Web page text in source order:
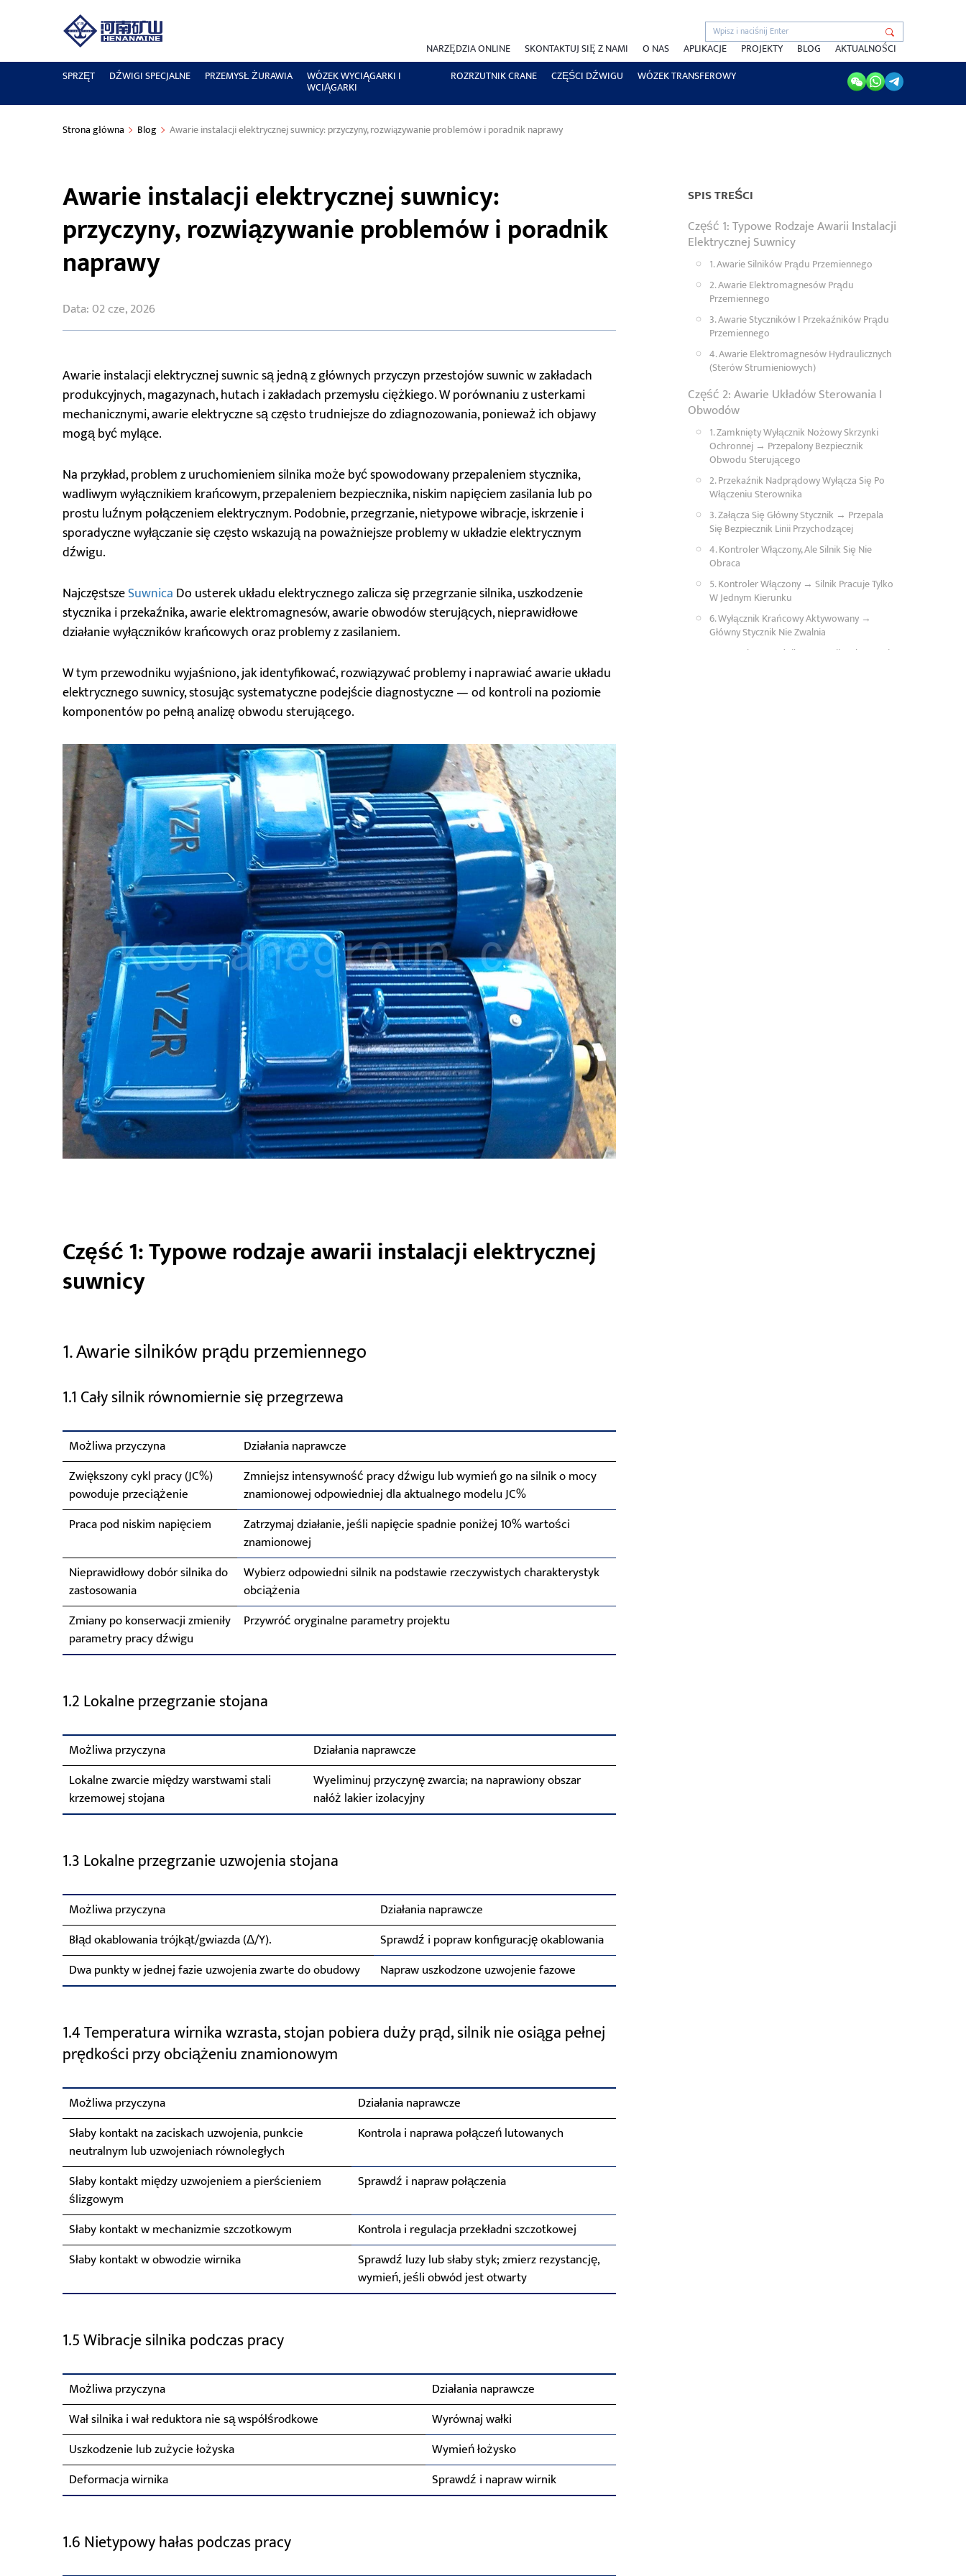
NARZĘDZIA ONLINE SKONTAKTUJ SIĘ Z NAMI O NAS APLIKACJE PROJEKTY BLOG
AKTUALNOŚCI
SPRZĘT
DŹWIGI SPECJALNE PRZEMYSŁ ŻURAWIA WÓZEK WYCIĄGARKI I
WCIĄGARKI
ROZRZUTNIK CRANE CZĘŚCI DŹWIGU WÓZEK TRANSFEROWY
Strona główna Blog Awarie instalacji elektrycznej suwnicy: przyczyny, rozwiązywanie problemów i poradnik naprawy
Awarie instalacji elektrycznej suwnicy:
przyczyny, rozwiązywanie problemów i poradnik
naprawy
Data: 02 cze, 2026
SPIS TREŚCI
Część 1: Typowe Rodzaje Awarii Instalacji
Elektrycznej Suwnicy
1. Awarie Silników Prądu Przemiennego
2. Awarie Elektromagnesów Prądu
Przemiennego
3. Awarie Styczników I Przekaźników Prądu
Przemiennego
4. Awarie Elektromagnesów Hydraulicznych
(sterów Strumieniowych)
Część 2: Awarie Układów Sterowania I
Obwodów
1. Zamknięty Wyłącznik Nożowy Skrzynki
Ochronnej → Przepalony Bezpiecznik
Obwodu Sterującego
2. Przekaźnik Nadprądowy Wyłącza Się Po
Włączeniu Sterownika
3. Załącza Się Główny Stycznik → Przepala
Się Bezpiecznik Linii Przychodzącej
4. Kontroler Włączony, Ale Silnik Się Nie
Obraca
5. Kontroler Włączony → Silnik Pracuje Tylko
W Jednym Kierunku
6. Wyłącznik Krańcowy Aktywowany →
Główny Stycznik Nie Zwalnia
7. Kontroler Powrócił Do Pozycji Wyłączonej
Awarie instalacji elektrycznej suwnic są jedną z głównych przyczyn przestojów suwnic w zakładach
produkcyjnych, magazynach, hutach i zakładach przemysłu ciężkiego. W porównaniu z usterkami
mechanicznymi, awarie elektryczne są często trudniejsze do zdiagnozowania, ponieważ ich objawy
mogą być mylące.
Na przykład, problem z uruchomieniem silnika może być spowodowany przepaleniem stycznika,
wadliwym wyłącznikiem krańcowym, przepaleniem bezpiecznika, niskim napięciem zasilania lub po
prostu luźnym połączeniem elektrycznym. Podobnie, przegrzanie, nietypowe wibracje, iskrzenie i
sporadyczne wyłączanie się często wskazują na poważniejsze problemy w układzie elektrycznym
dźwigu.
NajczęstszeSuwnica Do usterek układu elektrycznego zalicza się przegrzanie silnika, uszkodzenie
stycznika i przekaźnika, awarie elektromagnesów, awarie obwodów sterujących, nieprawidłowe
działanie wyłączników krańcowych oraz problemy z zasilaniem.
W tym przewodniku wyjaśniono, jak identyfikować, rozwiązywać problemy i naprawiać awarie układu
elektrycznego suwnicy, stosując systematyczne podejście diagnostyczne — od kontroli na poziomie
komponentów po pełną analizę obwodu sterującego.
Część 1: Typowe rodzaje awarii instalacji elektrycznej
suwnicy
1. Awarie silników prądu przemiennego
1.1 Cały silnik równomiernie się przegrzewa
Możliwa przyczyna
Działania naprawcze
Zwiększony cykl pracy (JC%)
powoduje przeciążenie
Zmniejsz intensywność pracy dźwigu lub wymień go na silnik o mocy
znamionowej odpowiedniej dla aktualnego modelu JC%
Praca pod niskim napięciem
Zatrzymaj działanie, jeśli napięcie spadnie poniżej 10% wartości
znamionowej
Nieprawidłowy dobór silnika do
zastosowania
Wybierz odpowiedni silnik na podstawie rzeczywistych charakterystyk
obciążenia
Zmiany po konserwacji zmieniły
parametry pracy dźwigu
Przywróć oryginalne parametry projektu
1.2 Lokalne przegrzanie stojana
Możliwa przyczyna
Działania naprawcze
Lokalne zwarcie między warstwami stali
krzemowej stojana
Wyeliminuj przyczynę zwarcia; na naprawiony obszar
nałóż lakier izolacyjny
1.3 Lokalne przegrzanie uzwojenia stojana
Możliwa przyczyna
Działania naprawcze
Błąd okablowania trójkąt/gwiazda (Δ/Y).
Sprawdź i popraw konfigurację okablowania
Dwa punkty w jednej fazie uzwojenia zwarte do obudowy
Napraw uszkodzone uzwojenie fazowe
1.4 Temperatura wirnika wzrasta, stojan pobiera duży prąd, silnik nie osiąga pełnej
prędkości przy obciążeniu znamionowym
Możliwa przyczyna
Działania naprawcze
Słaby kontakt na zaciskach uzwojenia, punkcie
neutralnym lub uzwojeniach równoległych
Kontrola i naprawa połączeń lutowanych
Słaby kontakt między uzwojeniem a pierścieniem
ślizgowym
Sprawdź i napraw połączenia
Słaby kontakt w mechanizmie szczotkowym
Kontrola i regulacja przekładni szczotkowej
Słaby kontakt w obwodzie wirnika
Sprawdź luzy lub słaby styk; zmierz rezystancję,
wymień, jeśli obwód jest otwarty
1.5 Wibracje silnika podczas pracy
Możliwa przyczyna
Działania naprawcze
Wał silnika i wał reduktora nie są współśrodkowe
Wyrównaj wałki
Uszkodzenie lub zużycie łożyska
Wymień łożysko
Deformacja wirnika
Sprawdź i napraw wirnik
1.6 Nietypowy hałas podczas pracy